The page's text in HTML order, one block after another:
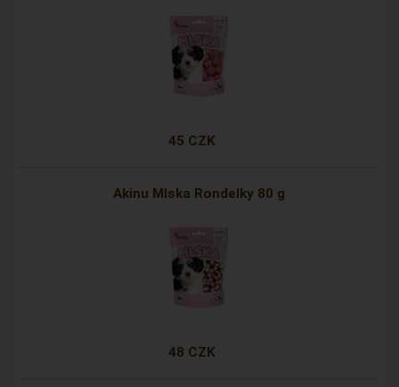
45 CZK
Akinu Mlska Rondelky 80 g
48 CZK